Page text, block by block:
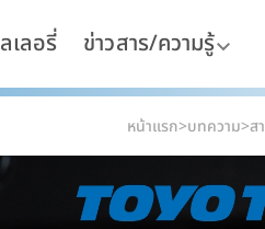
เลอรี่ ข่าวสาร/ความรู้
หน้าแรก>บทความ>